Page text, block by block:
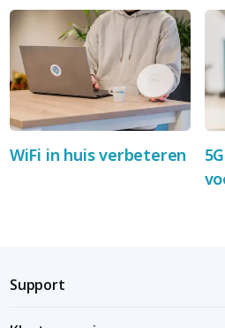
WiFi in huis verbeteren
Support